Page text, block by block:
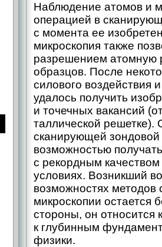
Наблюдение атомов и
операцией в
с момента ее
микроскопия также
разрешением атомную
образцов. После
силового воздействия
удалось получить
и точечных вакансий
таллической решетке).
сканирующей
возможностью
с рекордным
условиях. Возникший
возможностях
микроскопии остается
стороны, он относится
к глубинным
физики.